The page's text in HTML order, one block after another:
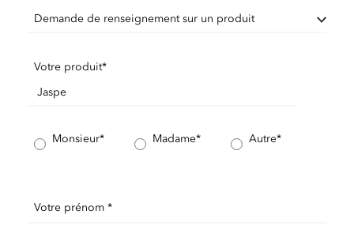
Demande de renseignement sur un produit
Votre produit*
Monsieur* Madame* Autre*
Votre prénom *